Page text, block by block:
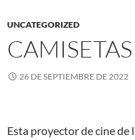
UNCATEGORIZED
26 DE SEPTIEMBRE DE 2022
Esta proyector de cine de